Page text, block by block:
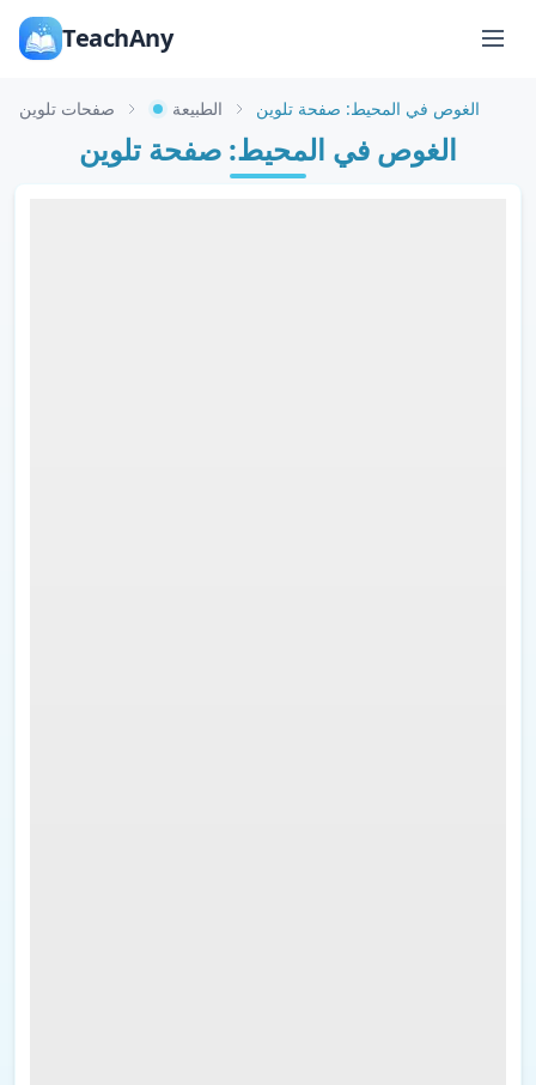
TeachAny
صفحات تلوين الطبيعة الغوص في المحيط: صفحة تلوين
الغوص في المحيط: صفحة تلوين